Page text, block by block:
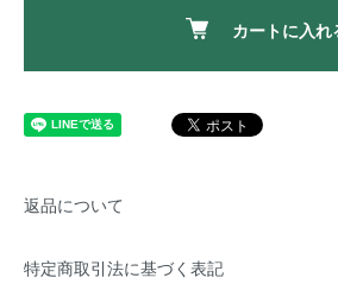
カートに入れ
返品について
特定商取引法に基づく表記